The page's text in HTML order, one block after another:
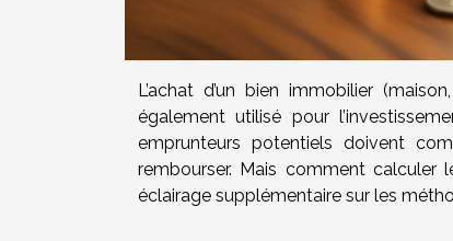
L’achat d’un bien immobilier
également utilisé pour
emprunteurs potentiels doivent
rembourser. Mais comment
éclairage supplémentaire sur les